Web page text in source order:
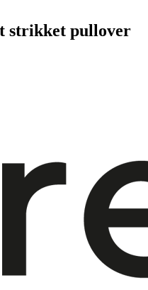
strikket pullover